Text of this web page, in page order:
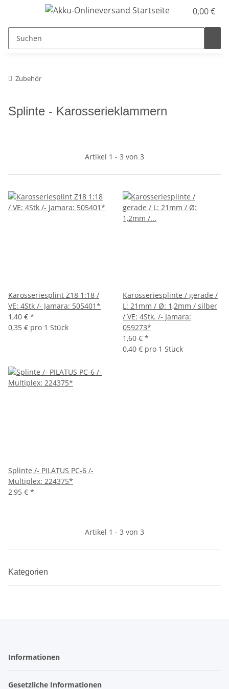
0,00 €
Zubehör
Splinte - Karosserieklammern
Artikel 1 - 3 von 3
Karosseriesplint Z18 1:18 /
VE: 4Stk /- Jamara: 505401*
1,40 € *
0,35 € pro 1 Stück
Karosseriesplinte / gerade /
L: 21mm / Ø: 1,2mm / silber
/ VE: 4Stk. /- Jamara:
059273*
1,60 € *
0,40 € pro 1 Stück
Splinte /- PILATUS PC-6 /-
Multiplex: 224375*
2,95 € *
Artikel 1 - 3 von 3
Kategorien
Informationen
Gesetzliche Informationen